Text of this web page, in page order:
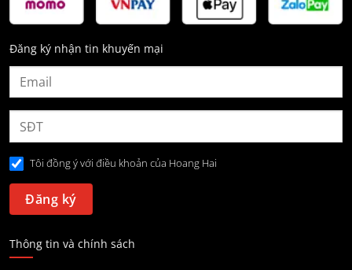
Đăng ký nhận tin khuyến mại
Tôi đồng ý với điều khoản của Hoang Hai
Thông tin và chính sách